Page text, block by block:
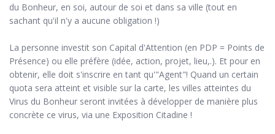
du Bonheur, en soi, autour de soi et dans sa ville (tout en
sachant qu'il n'y a aucune obligation !)
La personne investit son Capital d'Attention (en PDP = Points de
Présence) ou elle préfère (idée, action, projet, lieu,.). Et pour en
obtenir, elle doit s'inscrire en tant qu'"Agent"! Quand un certain
quota sera atteint et visible sur la carte, les villes atteintes du
Virus du Bonheur seront invitées à développer de manière plus
concrète ce virus, via une Exposition Citadine !